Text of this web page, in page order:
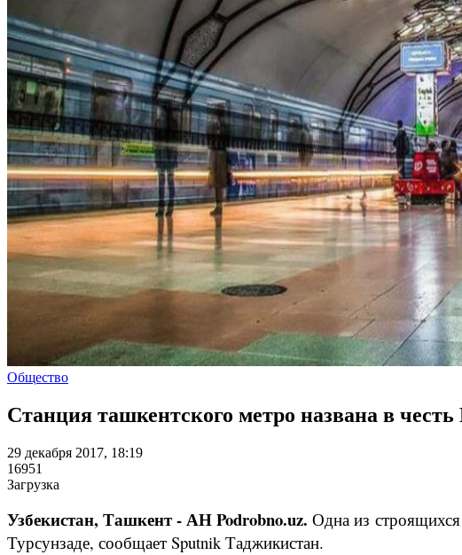
Общество
Станция ташкентского метро названа в
29 декабря 2017, 18:19
16951
Загрузка
Узбекистан, Ташкент - АН Podrobno.uz. Одна из
Турсунзаде, сообщает Sputnik Таджикистан.